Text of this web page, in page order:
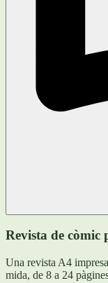
Revista de còmic
Una revista A4
mida, de 8 a 24